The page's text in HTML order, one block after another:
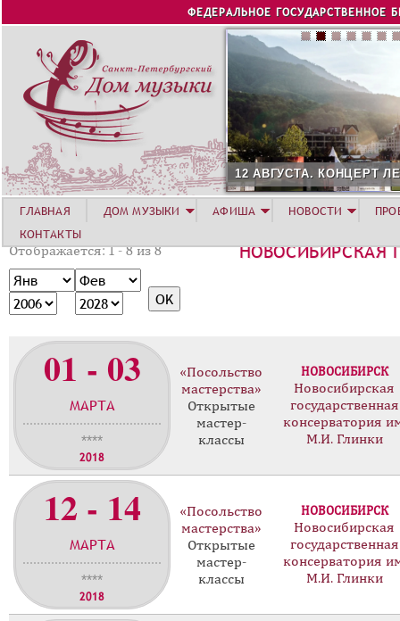
Jump to navigation
ФЕДЕРАЛЬНОЕ ГОСУДАРСТВЕННОЕ
12 АВГУСТА. КОНЦЕРТ
НОВОСИБИРСКАЯ
Отображается: 1 - 8 из 8
М
е
с
Г
о
М
е
с
я
Г
о
д
01 - 03
МАРТА
****
2018
«Посольство
мастерства»
Открытые
мастер-
классы
НОВОСИБИРСК
Новосибирская
государственная
консерватория
М.И. Глинки
12 - 14
МАРТА
****
2018
«Посольство
мастерства»
Открытые
мастер-
классы
НОВОСИБИРСК
Новосибирская
государственная
консерватория
М.И. Глинки
ГЛАВНАЯ ДОМ МУЗЫКИ АФИША НОВОСТИ
КОНТАКТЫ